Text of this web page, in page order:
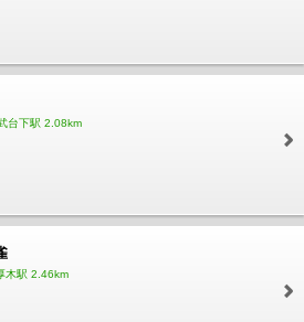
台下駅 2.08km
木駅 2.46km